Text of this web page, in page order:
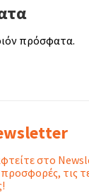
πρόσφατα.
στο
προσφορές, τις